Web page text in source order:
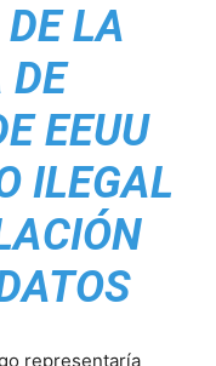
LA
DE
EEUU
ILEGAL
representaría